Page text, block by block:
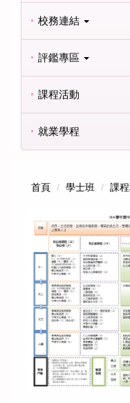
校務連結
評鑑專區
課程活動
就業學程
首頁 學士班 課